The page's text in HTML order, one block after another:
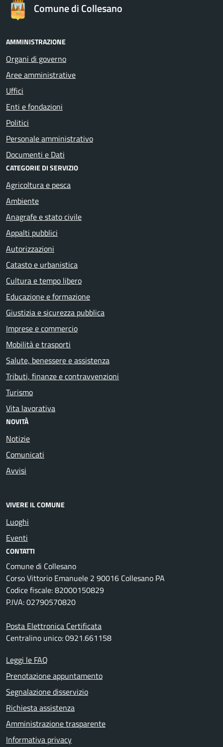
Comune di Collesano
AMMINISTRAZIONE
Organi di governo
Aree amministrative
Uffici
Enti e fondazioni
Politici
Personale amministrativo
Documenti e Dati
CATEGORIE DI SERVIZIO
Agricoltura e pesca
Ambiente
Anagrafe e stato civile
Appalti pubblici
Autorizzazioni
Catasto e urbanistica
Cultura e tempo libero
Educazione e formazione
Giustizia e sicurezza pubblica
Imprese e commercio
Mobilità e trasporti
Salute, benessere e assistenza
Tributi, finanze e contravvenzioni
Turismo
Vita lavorativa
NOVITÀ
Notizie
Comunicati
Avvisi
VIVERE IL COMUNE
Luoghi
Eventi
CONTATTI
Comune di Collesano
Corso Vittorio Emanuele 2 90016 Collesano PA
Codice fiscale: 82000150829
P.IVA: 02790570820
Posta Elettronica Certificata
Centralino unico: 0921.661158
Leggi le FAQ
Prenotazione appuntamento
Segnalazione disservizio
Richiesta assistenza
Amministrazione trasparente
Informativa privacy